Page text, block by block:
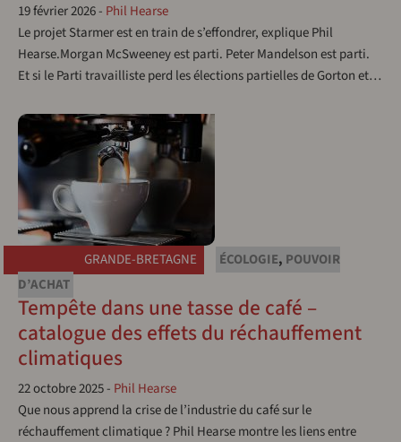
19 février 2026- Phil Hearse
Le projet Starmer est en train de s’effondrer, explique Phil
Hearse.Morgan McSweeney est parti. Peter Mandelson est parti.
Et si le Parti travailliste perd les élections partielles de Gorton et…
GRANDE-BRETAGNE ÉCOLOGIE, POUVOIR
D’ACHAT
Tempête dans une tasse de café –
catalogue des effets du réchauffement
climatiques
22 octobre 2025- Phil Hearse
Que nous apprend la crise de l’industrie du café sur le
réchauffement climatique ? Phil Hearse montre les liens entre